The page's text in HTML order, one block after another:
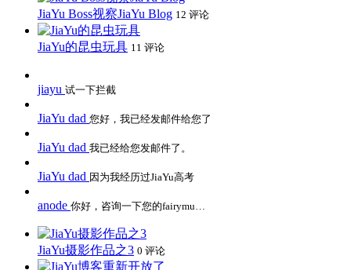
JiaYu Boss视察JiaYu Blog 12 评论
JiaYu的昆虫玩具 11 评论
jiayu 试一下拦截
JiaYu dad 您好，我已经发邮件给您了
JiaYu dad 我已经给您发邮件了。
JiaYu dad 因为我经历过JiaYu高考
anode 你好，咨询一下您的fairymu…
JiaYu摄影作品之3 0 评论